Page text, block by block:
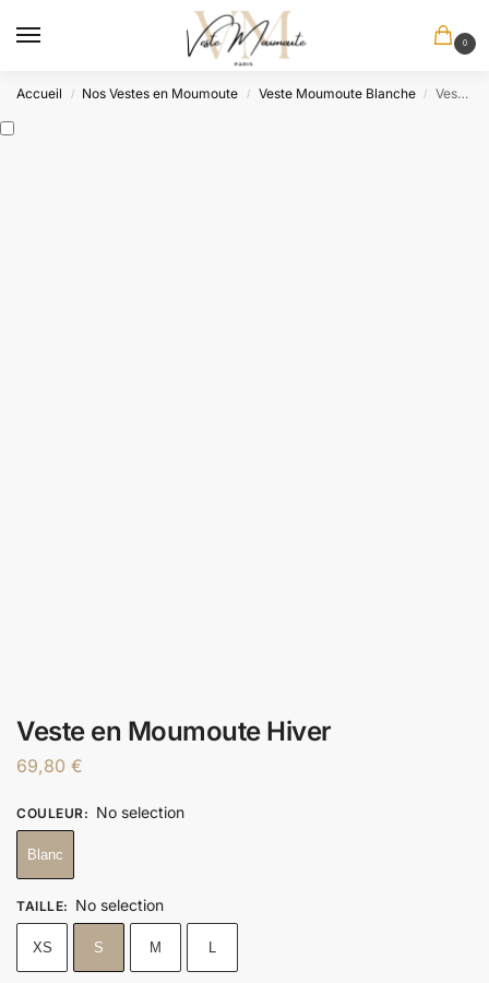
0
Accueil / Nos Vestes en Moumoute / Veste Moumoute Blanche / Veste en Moumoute Hiver
Veste en Moumoute Hiver
69,80 €
COULEUR: No selection
Blanc
TAILLE: No selection
XS S M L